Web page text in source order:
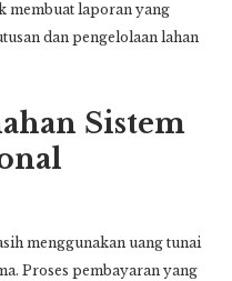
membuat laporan yang
dan pengelolaan lahan
Sistem
menggunakan uang tunai
Proses pembayaran yang